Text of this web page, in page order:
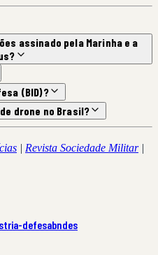
assinado pela Marinha e a
(BID)?
drone no Brasil?
| Revista Sociedade Militar|
defesabndes